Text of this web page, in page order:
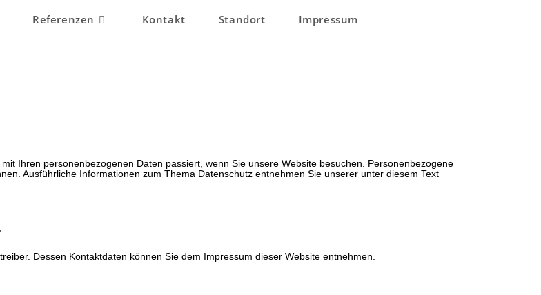
Referenzen Kontakt Standort Impressum
Ihren personenbezogenen Daten passiert, wenn Sie unsere Website besuchen. Personenbezogene
Ausführliche Informationen zum Thema Datenschutz entnehmen Sie unserer unter diesem Text
Dessen Kontaktdaten können Sie dem Impressum dieser Website entnehmen.